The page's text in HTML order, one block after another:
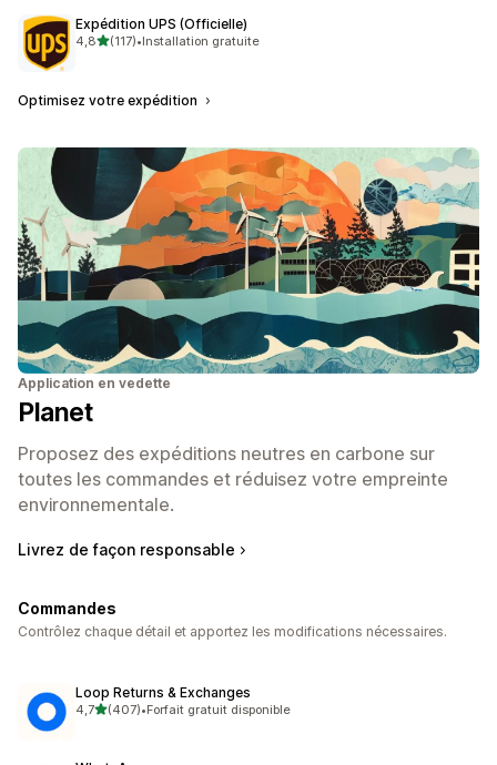
Expédition UPS (Officielle)
4,8étoile(s) sur 5
(117)
117 avis au total
•Installation gratuite
Optimisez votre expédition
Application en vedette
Planet
Proposez des expéditions neutres en carbone sur
toutes les commandes et réduisez votre empreinte
environnementale.
Livrez de façon responsable
Commandes
Contrôlez chaque détail et apportez les modifications nécessaires.
Loop Returns & Exchanges
4,7étoile(s) sur 5
(407)
407 avis au total
•Forfait gratuit disponible